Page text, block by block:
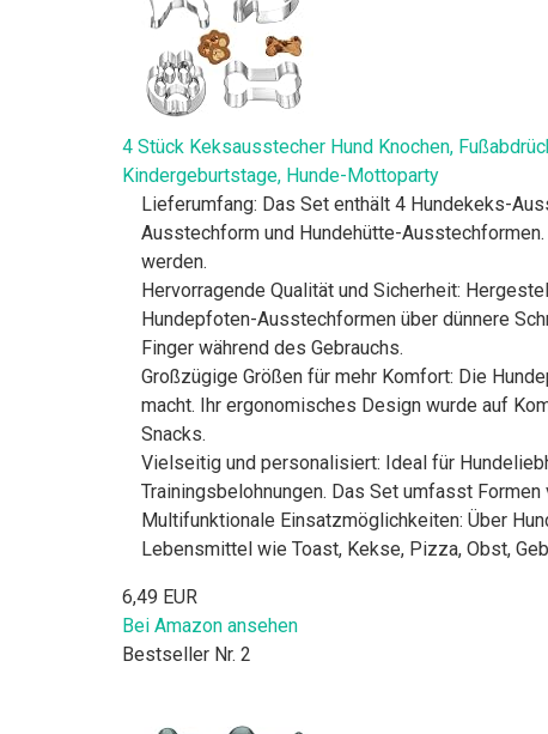
4 Stück Keksausstecher Hund Knochen,
Kindergeburtstage, Hunde-Mottoparty
Lieferumfang: Das Set enthält 4 Hundekeks-
Ausstechform und Hundehütte-
werden.
Hervorragende Qualität und Sicherheit:
Hundepfoten-Ausstechformen über dünnere
Finger während des Gebrauchs.
Großzügige Größen für mehr Komfort: Die
macht. Ihr ergonomisches Design wurde auf
Snacks.
Vielseitig und personalisiert: Ideal für
Trainingsbelohnungen. Das Set umfasst
Multifunktionale Einsatzmöglichkeiten: Über
Lebensmittel wie Toast, Kekse, Pizza, Obst,
6,49 EUR
Bei Amazon ansehen
Bestseller Nr. 2